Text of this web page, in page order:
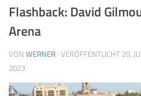
Flashback: David
Arena
VON WERNER · VERÖFFENTLICHT 20.
2023